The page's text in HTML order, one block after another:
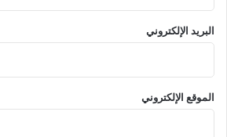
البريد الإلكتروني
الموقع الإلكتروني